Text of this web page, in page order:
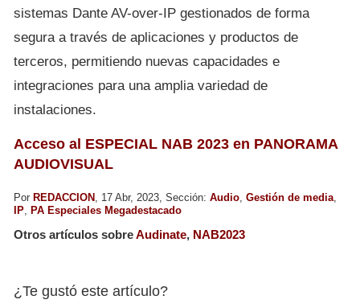
sistemas Dante AV-over-IP gestionados de forma
segura a través de aplicaciones y productos de
terceros, permitiendo nuevas capacidades e
integraciones para una amplia variedad de
instalaciones.
Acceso al ESPECIAL NAB 2023 en PANORAMA
AUDIOVISUAL
Por REDACCION , 17 Abr, 2023, Sección: Audio Gestión de media
IP
PA Especiales Megadestacado
Otros artículos sobreAudinate, NAB2023
¿Te gustó este artículo?